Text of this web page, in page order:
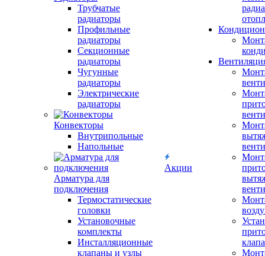
Трубчатые
радиаторы
Профильные
радиаторы
Секционные
радиаторы
Чугунные
радиаторы
Электрические
радиаторы
Конвекторы
Внутрипольные
Напольные
Арматура для
подключения
Термостатические
головки
Установочные
комплекты
Инсталляционные
клапаны и узлы
Акции